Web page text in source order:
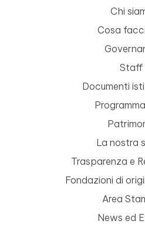
Chi
Cosa
Staff
Documenti
La nostra
Trasparenza e
Fondazioni di
Area
News ed